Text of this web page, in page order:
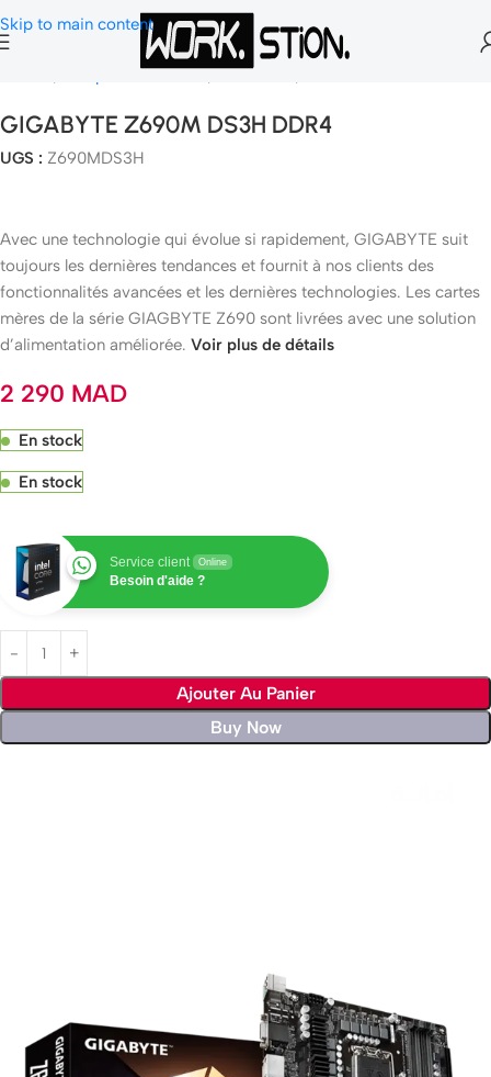
Skip to main content
Composants Gamer Carte Mère
GIGABYTE Z690M DS3H DDR4
UGS : Z690MDS3H
Avec une technologie qui évolue si rapidement, GIGABYTE suit
toujours les dernières tendances et fournit à nos clients des
fonctionnalités avancées et les dernières technologies. Les cartes
mères de la série GIAGBYTE Z690 sont livrées avec une solution
d’alimentation améliorée. Voir plus de détails
2 290 MAD
En stock
En stock
Service client Online
Besoin d'aide ?
Ajouter Au Panier
Buy Now